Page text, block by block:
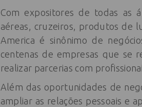
Com expositores de todas as
aéreas, cruzeiros, produtos de
America é sinônimo de
centenas de empresas que se
realizar parcerias com
Além das oportunidades de
ampliar as relações pessoais e